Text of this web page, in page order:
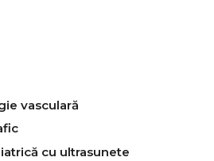
vasculară
cu ultrasunete